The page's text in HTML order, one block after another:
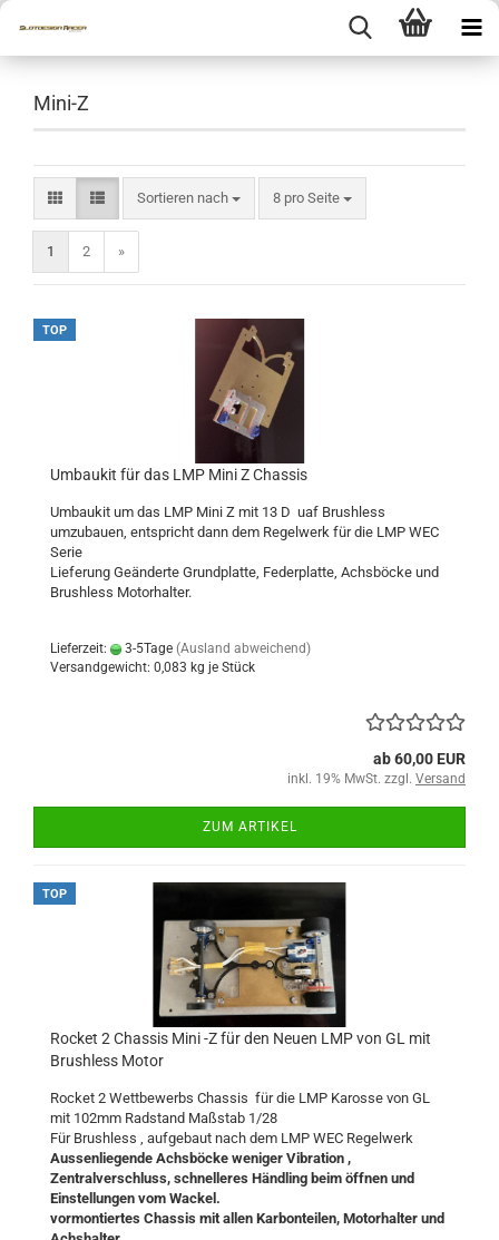
Mini-Z
Sortieren nach
Sortieren nach 8 pro Seite
pro Seite
1 2 »
TOP
Umbaukit für das LMP Mini Z Chassis
Umbaukit um das LMP Mini Z mit 13 D uaf Brushless
umzubauen, entspricht dann dem Regelwerk für die LMP WEC
Serie
Lieferung Geänderte Grundplatte, Federplatte, Achsböcke und
Brushless Motorhalter.
Lieferzeit: 3-5Tage (Ausland abweichend)
Versandgewicht: 0,083 kg je Stück
ab 60,00 EUR
inkl. 19% MwSt. zzgl. Versand
ZUM ARTIKEL
TOP
Rocket 2 Chassis Mini -Z für den Neuen LMP von GL mit
Brushless Motor
Rocket 2 Wettbewerbs Chassis für die LMP Karosse von GL
mit 102mm Radstand Maßstab 1/28
Für Brushless , aufgebaut nach dem LMP WEC Regelwerk
Aussenliegende Achsböcke weniger Vibration ,
Zentralverschluss, schnelleres Händling beim öffnen und
Einstellungen vom Wackel.
vormontiertes Chassis mit allen Karbonteilen, Motorhalter und